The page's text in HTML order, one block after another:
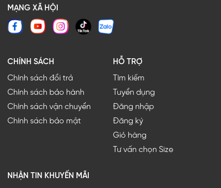
MẠNG XÃ HỘI
CHÍNH SÁCH
Chính sách đổi trả
Chính sách bảo hành
Chính sách vận chuyển
Chính sách bảo mật
HỖ TRỢ
Tìm kiếm
Tuyển dụng
Đăng nhập
Đăng ký
Giỏ hàng
Tư vấn chọn Size
NHẬN TIN KHUYẾN MÃI